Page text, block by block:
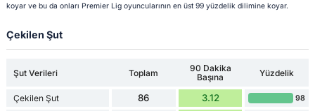
koyar ve bu da onları Premier Lig oyuncularının en üst 99 yüzdelik dilimine koyar.
Çekilen Şut
Şut Verileri Toplam
90 Dakika
Başına
Yüzdelik
Çekilen Şut 86 3.12 98